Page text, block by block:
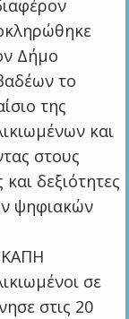
Δήμο
το
της
και
στους
δεξιότητες
ψηφιακών
ΚΑΠΗ
σε
στις 20